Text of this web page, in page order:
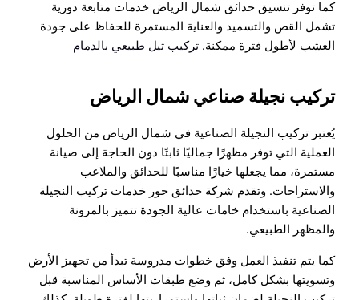
كما توفر تنسيق حدائق شمال الرياض خدمات متابعة دورية
تشمل القص والتسميد والعناية المستمرة للحفاظ على جودة
العشب لأطول فترة ممكنة.تركيب ثيل طبيعي بالدمام
تركيب نجيلة صناعي شمال الرياض
يُعتبر تركيب النجيلة الصناعية في شمال الرياض من الحلول
العملية التي توفر مظهرًا جماليًا ثابتًا دون الحاجة إلى صيانة
مستمرة، مما يجعلها خيارًا مناسبًا للحدائق والملاعب
والاستراحات. وتقدم شركة حدائق حور خدمات تركيب النجيلة
الصناعية باستخدام خامات عالية الجودة تتميز بالمرونة
والمظهر الطبيعي.
كما يتم تنفيذ العمل وفق خطوات مدروسة تبدأ من تجهيز الأرض
وتسويتها بشكل كامل، ثم وضع طبقات الأساس المناسبة قبل